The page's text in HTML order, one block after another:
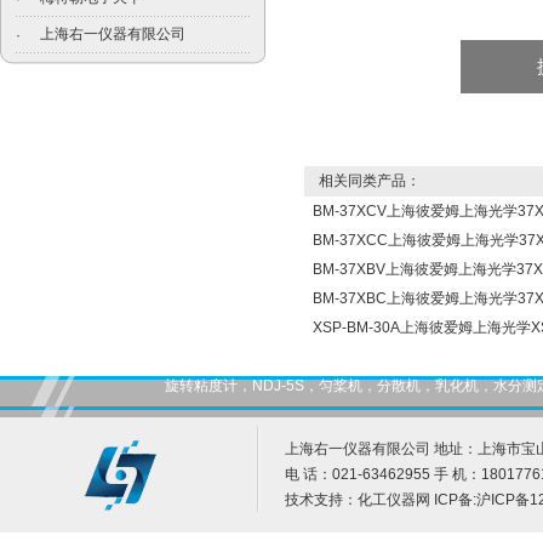
· 上海右一仪器有限公司
相关同类产品：
BM-37XCV上海彼爱姆上海光学
BM-37XCC上海彼爱姆上海光学
BM-37XBV上海彼爱姆上海光学
BM-37XBC上海彼爱姆上海光学
XSP-BM-30A上海彼爱姆上海光学
旋转粘度计，NDJ-5S，匀桨机，分散机，乳化机，水分
上海右一仪器有限公司 地址：上海市宝
电 话：021-63462955 手 机：
技术支持： 化工仪器网 ICP备:沪ICP备